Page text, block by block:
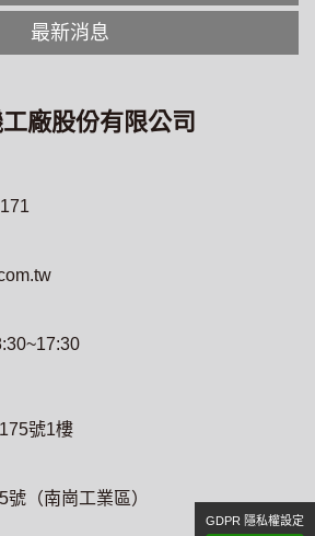
最新消息
廠股份有限公司
號1樓
（南崗工業區）
GDPR 隱私權設定